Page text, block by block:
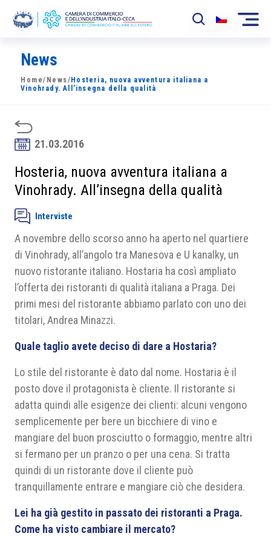
La Camera
News
Sviluppo Mercato
Soci
Partner
Progetti
Area riservata
News
Home/ News/ Hosteria, nuova avventura italiana a
Vinohrady. All’insegna della qualità
21.03.2016
Hosteria, nuova avventura italiana a
Vinohrady. All’insegna della qualità
Interviste
A novembre dello scorso anno ha aperto nel quartiere
di Vinohrady, all’angolo tra Manesova e U kanalky, un
nuovo ristorante italiano. Hostaria ha così ampliato
l’offerta dei ristoranti di qualità italiana a Praga. Dei
primi mesi del ristorante abbiamo parlato con uno dei
titolari, Andrea Minazzi.
Quale taglio avete deciso di dare a Hostaria?
Lo stile del ristorante è dato dal nome. Hostaria è il
posto dove il protagonista è cliente. Il ristorante si
adatta quindi alle esigenze dei clienti: alcuni vengono
semplicemente per bere un bicchiere di vino e
mangiare del buon prosciutto o formaggio, mentre altri
si fermano per un pranzo o per una cena. Si tratta
quindi di un ristorante dove il cliente può
tranquillamente entrare e mangiare ciò che desidera.
Lei ha già gestito in passato dei ristoranti a Praga.
Come ha visto cambiare il mercato?